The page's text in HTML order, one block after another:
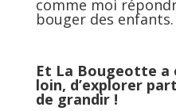
comme moi
bouger des enfants.
Et La Bougeotte a
loin, d’explorer
de grandir !